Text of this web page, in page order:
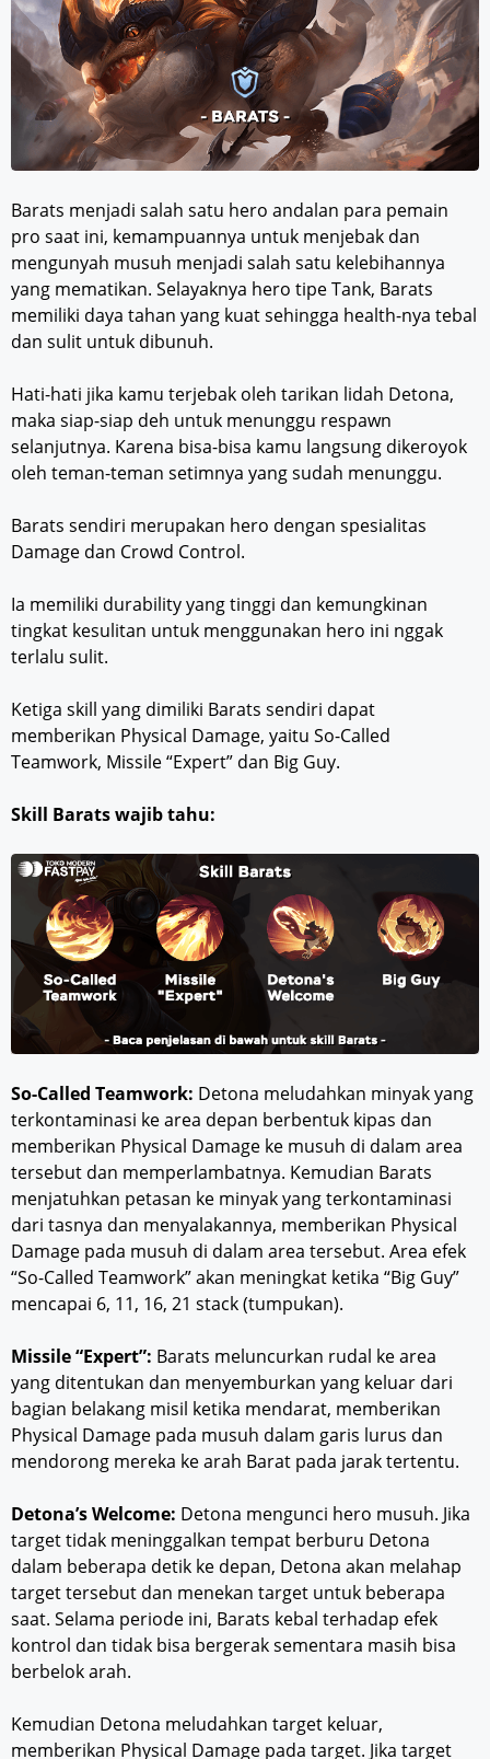
Barats menjadi salah satu hero andalan para pemain
pro saat ini, kemampuannya untuk menjebak dan
mengunyah musuh menjadi salah satu kelebihannya
yang mematikan. Selayaknya hero tipe Tank, Barats
memiliki daya tahan yang kuat sehingga health-nya tebal
dan sulit untuk dibunuh.
Hati-hati jika kamu terjebak oleh tarikan lidah Detona,
maka siap-siap deh untuk menunggu respawn
selanjutnya. Karena bisa-bisa kamu langsung dikeroyok
oleh teman-teman setimnya yang sudah menunggu.
Barats sendiri merupakan hero dengan spesialitas
Damage dan Crowd Control.
Ia memiliki durability yang tinggi dan kemungkinan
tingkat kesulitan untuk menggunakan hero ini nggak
terlalu sulit.
Ketiga skill yang dimiliki Barats sendiri dapat
memberikan Physical Damage, yaitu So-Called
Teamwork, Missile “Expert” dan Big Guy.
Skill Barats wajib tahu:
So-Called Teamwork: Detona meludahkan minyak yang
terkontaminasi ke area depan berbentuk kipas dan
memberikan Physical Damage ke musuh di dalam area
tersebut dan memperlambatnya. Kemudian Barats
menjatuhkan petasan ke minyak yang terkontaminasi
dari tasnya dan menyalakannya, memberikan Physical
Damage pada musuh di dalam area tersebut. Area efek
“So-Called Teamwork” akan meningkat ketika “Big Guy”
mencapai 6, 11, 16, 21 stack (tumpukan).
Missile “Expert”: Barats meluncurkan rudal ke area
yang ditentukan dan menyemburkan yang keluar dari
bagian belakang misil ketika mendarat, memberikan
Physical Damage pada musuh dalam garis lurus dan
mendorong mereka ke arah Barat pada jarak tertentu.
Detona’s Welcome: Detona mengunci hero musuh. Jika
target tidak meninggalkan tempat berburu Detona
dalam beberapa detik ke depan, Detona akan melahap
target tersebut dan menekan target untuk beberapa
saat. Selama periode ini, Barats kebal terhadap efek
kontrol dan tidak bisa bergerak sementara masih bisa
berbelok arah.
Kemudian Detona meludahkan target keluar,
memberikan Physical Damage pada target. Jika target